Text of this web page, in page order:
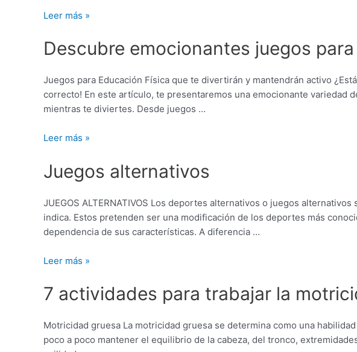
activa!
Leer más »
Descubre emocionantes juegos
Juegos para Educación Física que te divertirán y mantendrán activo
correcto! En este artículo, te presentaremos una emocionante variedad
mientras te diviertes. Desde juegos …
emocionantes
juegos
educación
física
que
volar
imaginación
Leer más »
Juegos alternativos
JUEGOS ALTERNATIVOS Los deportes alternativos o juegos
indica. Estos pretenden ser una modificación de los deportes más
dependencia de sus características. A diferencia …
alternativos
Leer más »
7 actividades para trabajar la
Motricidad gruesa La motricidad gruesa se determina como una
poco a poco mantener el equilibrio de la cabeza, del tronco,
actividades
para
la
motricidad